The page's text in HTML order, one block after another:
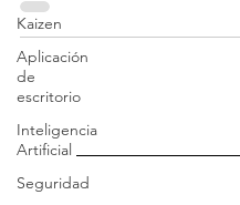
Kaizen
Aplicación
de
escritorio
Inteligencia
Artificial
Seguridad
to